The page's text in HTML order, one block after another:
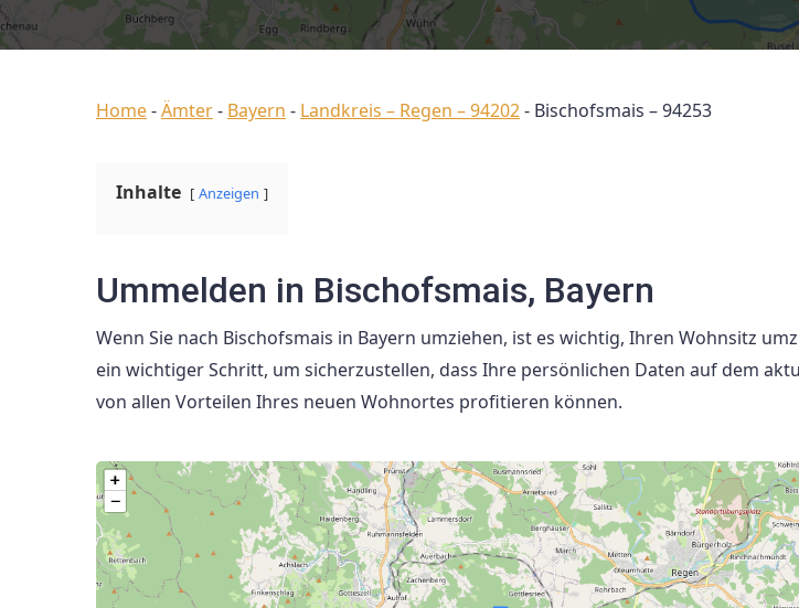
Home-Ämter- Bayern - Landkreis – Regen – 94202- Bischofsmais – 94253
Inhalte Anzeigen
Ummelden in Bischofsmais, Bayern
Wenn Sie nach Bischofsmais in Bayern umziehen, ist es wichtig, Ihren Wohnsitz
ein wichtiger Schritt, um sicherzustellen, dass Ihre persönlichen Daten auf dem
von allen Vorteilen Ihres neuen Wohnortes profitieren können.